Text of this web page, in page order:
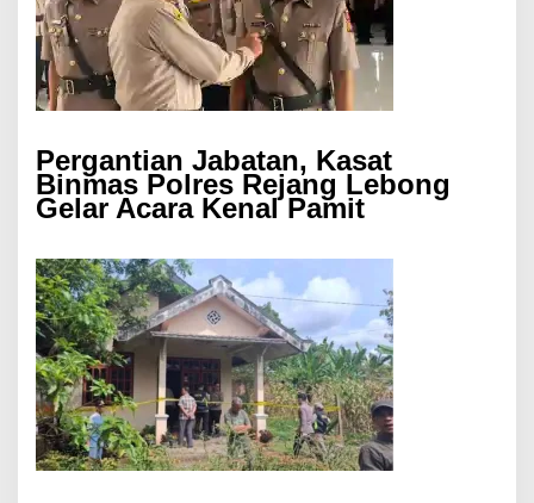
Pergantian Jabatan, Kasat
Binmas Polres Rejang Lebong
Gelar Acara Kenal Pamit